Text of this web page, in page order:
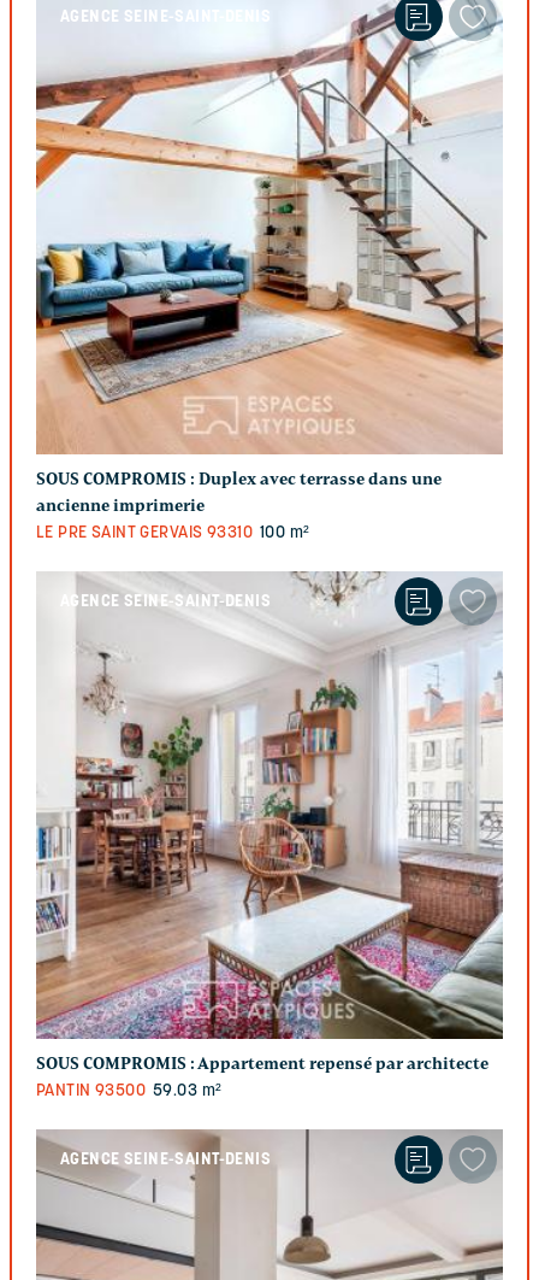
AGENCE SEINE-SAINT-DENIS
SOUS COMPROMIS : Duplex avec terrasse dans une
ancienne imprimerie
LE PRE SAINT GERVAIS 93310 100 m²
AGENCE SEINE-SAINT-DENIS
SOUS COMPROMIS :Appartement repensé par architecte
PANTIN 93500 59.03 m²
AGENCE SEINE-SAINT-DENIS